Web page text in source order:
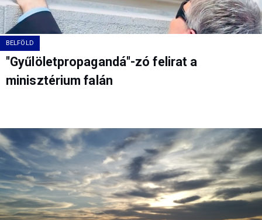
BELFÖLD
"Gyűlöletpropagandá"-zó felirat a
minisztérium falán